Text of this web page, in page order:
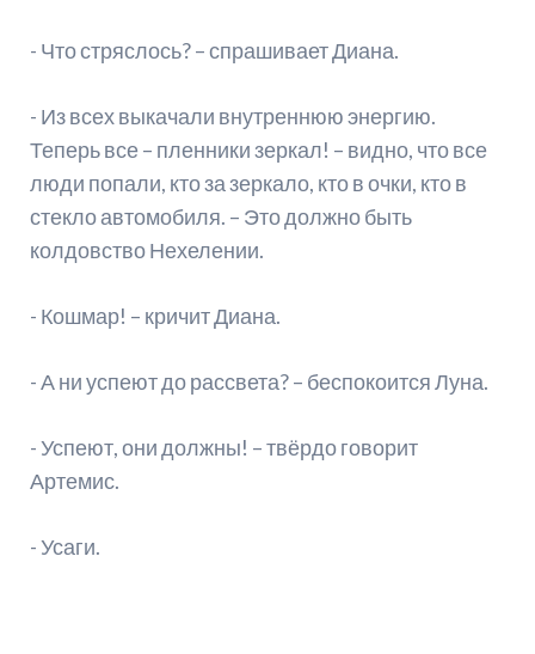
- Что стряслось? – спрашивает Диана.
- Из всех выкачали внутреннюю энергию.
Теперь все – пленники зеркал! – видно, что все
люди попали, кто за зеркало, кто в очки, кто в
стекло автомобиля. – Это должно быть
колдовство Нехелении.
- Кошмар! – кричит Диана.
- А ни успеют до рассвета? – беспокоится Луна.
- Успеют, они должны! – твёрдо говорит
Артемис.
- Усаги.